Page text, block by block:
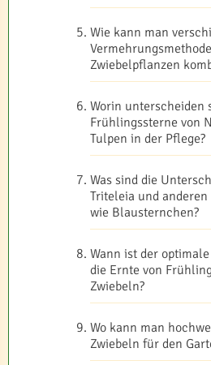
Wie kann man
Zwiebelpflanzen
Worin unterscheiden
Frühlingssterne von
Tulpen in der Pflege?
Was sind die
Triteleia und
wie Blausternchen?
Wann ist der
die Ernte von
Zwiebeln?
Wo kann man
Zwiebeln für den